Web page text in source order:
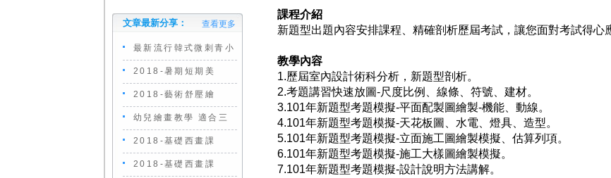
文章最新分享： 查看更多
最新流行韓式微刺青小
2018-暑期短期美
2018-藝術舒壓繪
幼兒繪畫教學 適合三
2018-基礎西畫課
2018-基礎西畫課
課程介紹
新題型出題內容安排課程、精確剖析歷屆考試，讓您面對考試得心
教學內容
1.歷屆室內設計術科分析，新題型剖析。
2.考題講習快速放圖-尺度比例、線條、符號、建材。
3.101年新題型考題模擬-平面配製圖繪製-機能、動線。
4.101年新題型考題模擬-天花板圖、水電、燈具、造型。
5.101年新題型考題模擬-立面施工圖繪製模擬、估算列項。
6.101年新題型考題模擬-施工大樣圖繪製模擬。
7.101年新題型考題模擬-設計說明方法講解。